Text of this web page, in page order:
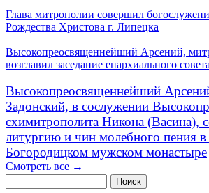
Глава митрополии совершил
Рождества Христова г. Липецка
Высокопреосвященнейший Арсений,
возглавил заседание епархиального совета
Высокопреосвященнейший
Задонский, в сослужении
схимитрополита Никона (Васина),
литургию и чин молебного пения
Богородицком мужском монастыре
Смотреть все →
Поиск